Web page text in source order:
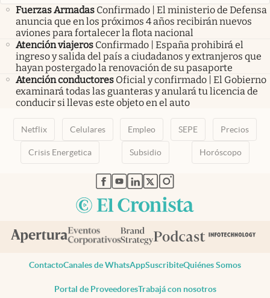
Fuerzas Armadas Confirmado | El ministerio de Defensa
anuncia que en los próximos 4 años recibirán nuevos
aviones para fortalecer la flota nacional
Atención viajeros Confirmado | España prohibirá el
ingreso y salida del país a ciudadanos y extranjeros que
hayan postergado la renovación de su pasaporte
Atención conductores Oficial y confirmado | El Gobierno
examinará todas las guanteras y anulará tu licencia de
conducir si llevas este objeto en el auto
Netflix Celulares Empleo SEPE Precios
Crisis Energetica Subsidio Horóscopo
abre en nueva pestaña
abre en nueva pestaña
abre en nueva pestaña
abre en nueva pestaña
abre en nueva pestaña
ContactoCanales de WhatsAppSuscribiteQuiénes Somos
Portal de ProveedoresTrabajá con nosotros